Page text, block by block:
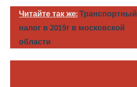
Читайте так же: Транспортный
налог в 2019г в московской
области